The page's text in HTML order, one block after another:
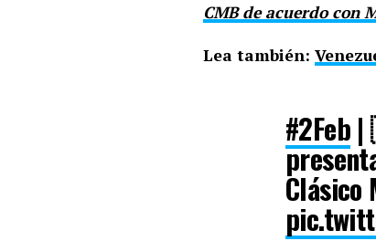
CMB de acuerdo con
Lea también:
#2Feb|
Clásico